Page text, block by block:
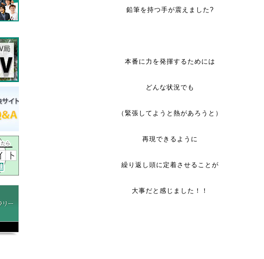
鉛筆を持つ手が震えました?
本番に力を発揮するためには
どんな状況でも
（緊張してようと熱があろうと）
再現できるように
繰り返し頭に定着させることが
大事だと感じました！！